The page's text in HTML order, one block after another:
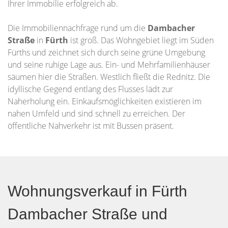
Ihrer Immobilie erfolgreich ab.
Die Immobiliennachfrage rund um die Dambacher
Straße in Fürth ist groß. Das Wohngebiet liegt im Süden
Fürths und zeichnet sich durch seine grüne Umgebung
und seine ruhige Lage aus. Ein- und Mehrfamilienhäuser
säumen hier die Straßen. Westlich fließt die Rednitz. Die
idyllische Gegend entlang des Flusses lädt zur
Naherholung ein. Einkaufsmöglichkeiten existieren im
nahen Umfeld und sind schnell zu erreichen. Der
öffentliche Nahverkehr ist mit Bussen präsent.
Wohnungsverkauf in Fürth
Dambacher Straße und